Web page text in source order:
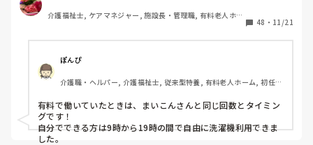
ればご意見をおねがいします。
介護福祉士, ケアマネジャー, 施設長・管理職, 有料老人ホー
48 ・ 11/21
ぽんぴ
介護職・ヘルパー, 介護福祉士, 従来型特養, 有料老人ホーム, 初任者
有料で働いていたときは、まいこんさんと同じ回数とタイミン
グです！
自分でできる方は9時から19時の間で自由に洗濯機利用できま
した。